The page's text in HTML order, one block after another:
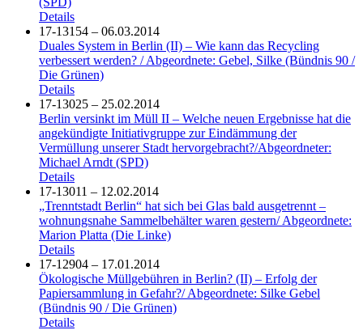
Details
17-13154 – 06.03.2014
Duales System in Berlin (II) – Wie kann das Recycling
verbessert werden? / Abgeordnete: Gebel, Silke (Bündnis 90 /
Die Grünen)
Details
17-13025 – 25.02.2014
Berlin versinkt im Müll II – Welche neuen Ergebnisse hat die
angekündigte Initiativgruppe zur Eindämmung der
Vermüllung unserer Stadt hervorgebracht?/Abgeordneter:
Michael Arndt (SPD)
Details
17-13011 – 12.02.2014
„Trenntstadt Berlin“ hat sich bei Glas bald ausgetrennt –
wohnungsnahe Sammelbehälter waren gestern/ Abgeordnete:
Marion Platta (Die Linke)
Details
17-12904 – 17.01.2014
Ökologische Müllgebühren in Berlin? (II) – Erfolg der
Papiersammlung in Gefahr?/ Abgeordnete: Silke Gebel
(Bündnis 90 / Die Grünen)
Details